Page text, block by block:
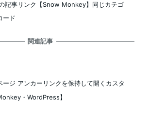
記事リンク【Snow Monkey】同じカテゴ
ード
関連記事
ージ アンカーリンクを保持して開くカスタ
・WordPress】